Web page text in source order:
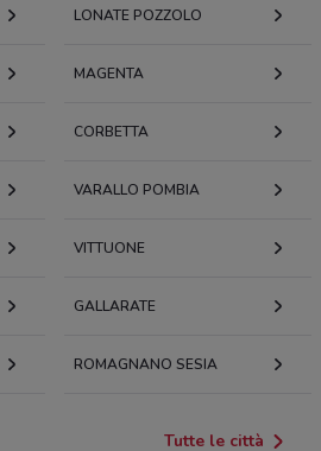
LONATE POZZOLO
MAGENTA
CORBETTA
VARALLO POMBIA
VITTUONE
GALLARATE
ROMAGNANO SESIA
Tutte le città